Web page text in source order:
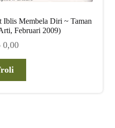
Membela Diri ~ Taman
Februari 2009)
0,00